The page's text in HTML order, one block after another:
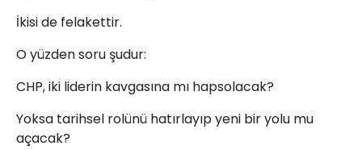
İkisi de felakettir.
O yüzden soru şudur:
CHP, iki liderin kavgasına mı hapsolacak?
Yoksa tarihsel rolünü hatırlayıp yeni bir yolu mu
açacak?